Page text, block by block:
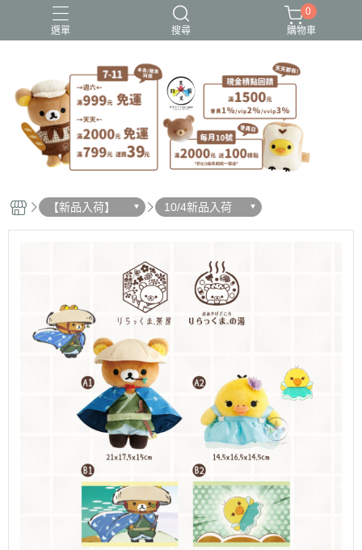
選單 搜尋
史努比歐拉夫 吉伊卡哇 憂傷馬戲團
拉拉熊
迪士尼-玩具總動員
0
購物車
【新品入荷】 10/4新品入荷